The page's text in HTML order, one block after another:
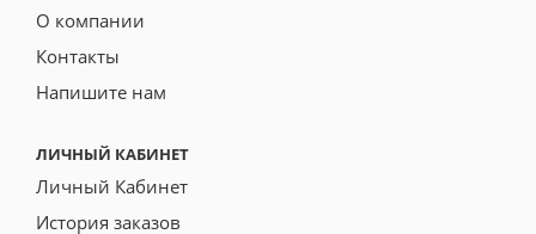
О компании
Контакты
Напишите нам
ЛИЧНЫЙ КАБИНЕТ
Личный Кабинет
История заказов